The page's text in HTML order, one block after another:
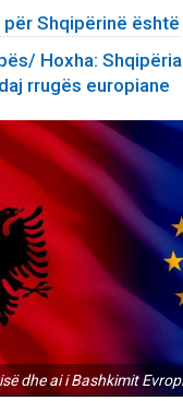
për Shqipërinë
Hoxha:
rrugës europiane
dhe ai i Bashkimit